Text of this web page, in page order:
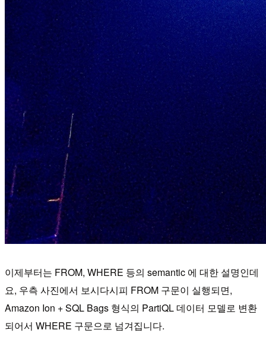
이제부터는 FROM, WHERE 등의 semantic 에 대한 설명인데
요, 우측 사진에서 보시다시피 FROM 구문이 실행되면,
Amazon Ion + SQL Bags 형식의 PartiQL 데이터 모델로 변환
되어서 WHERE 구문으로 넘겨집니다.